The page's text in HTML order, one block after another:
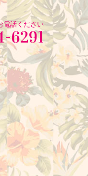
電話ください
6291